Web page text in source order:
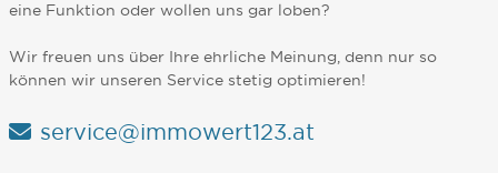
eine Funktion oder wollen uns gar loben?
Wir freuen uns über Ihre ehrliche Meinung, denn nur so
können wir unseren Service stetig optimieren!
service@immowert123.at